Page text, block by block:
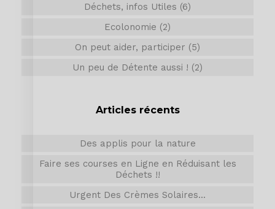
Déchets, infos Utiles (6)
Ecolonomie (2)
On peut aider, participer (5)
Un peu de Détente aussi ! (2)
Articles récents
Des applis pour la nature
Faire ses courses en Ligne en Réduisant les
Déchets !!
Urgent Des Crèmes Solaires...